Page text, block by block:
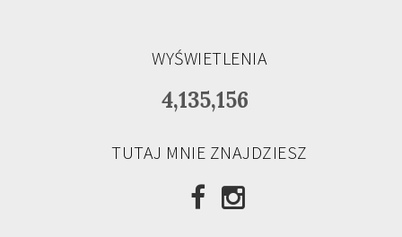
WYŚWIETLENIA
4,135,156
TUTAJ MNIE ZNAJDZIESZ